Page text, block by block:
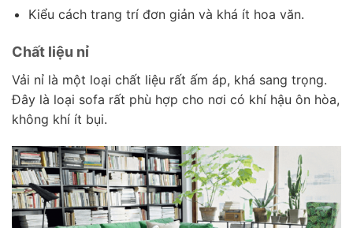
Kiểu cách trang trí đơn giản và khá ít hoa văn.
Chất liệu nỉ
Vải nỉ là một loại chất liệu rất ấm áp, khá sang trọng.
Đây là loại sofa rất phù hợp cho nơi có khí hậu ôn hòa,
không khí ít bụi.